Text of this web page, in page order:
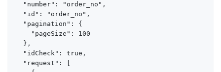
  "number": "order_no",
  "id": "order_no",
  "pagination": {
    "pageSize": 100
  },
  "idCheck": true,
  "request": [